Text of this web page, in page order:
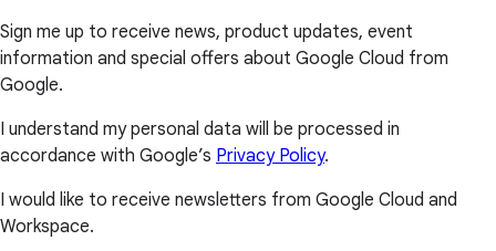
Sign me up to receive news, product updates, event
information and special offers about Google Cloud from
Google.
I understand my personal data will be processed in
accordance with Google’s Privacy Policy.
I would like to receive newsletters from Google Cloud and
Workspace.